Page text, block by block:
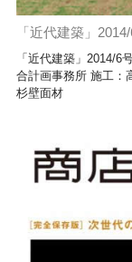
「近代建築」
「近代建築」2014/6
合計画事務所 施工：
杉壁面材